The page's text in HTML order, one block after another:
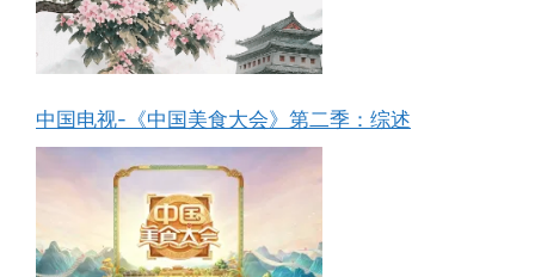
中国电视-《中国美食大会》第二季：综述